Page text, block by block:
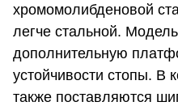
хромомолибденовой
легче стальной.
дополнительную
устойчивости стопы. В
также поставляются